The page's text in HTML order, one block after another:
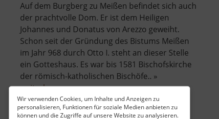
Wir verwenden Cookies, um Inhalte und Anzeigen zu
personalisieren, Funktionen für soziale Medien anbieten zu
können und die Zugriffe auf unsere Website zu analysieren.
Auf dem Burgberg zu Meißen befindet sich auch
der prachtvolle Dom. Er ist dem Heiligen
Johannes und Donatus von Arezzo geweiht.
Schon seit der Gründung des Bistums Meißen
im Jahr 968 durch Otto I. steht an dieser Stelle
ein Gotteshaus. Es war bis 1581 Bischofskirche
der römisch-katholischen Bischöfe.. »
weiterlesenüber
Dom
zu